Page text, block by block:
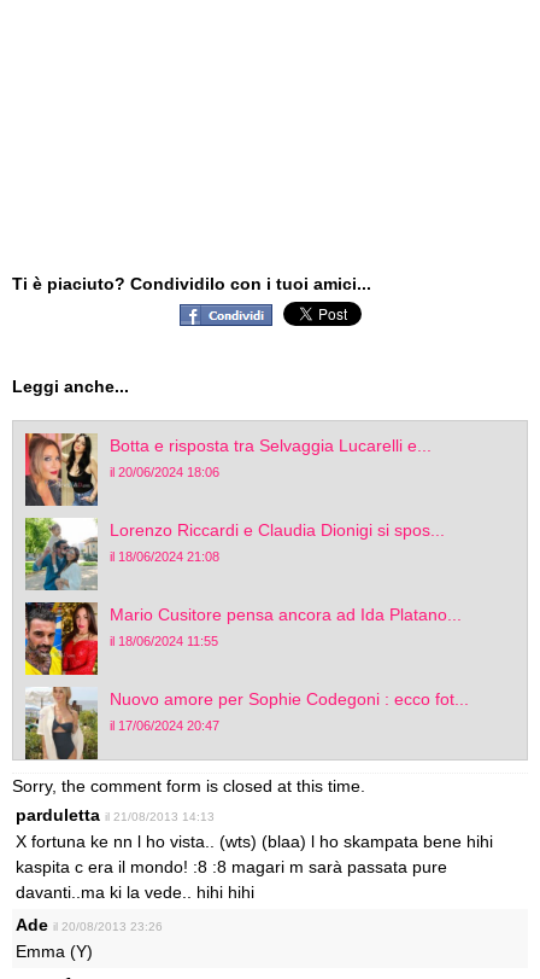
Ti è piaciuto? Condividilo con i tuoi amici...
Leggi anche...
Botta e risposta tra Selvaggia Lucarelli e...
il 20/06/2024 18:06
Lorenzo Riccardi e Claudia Dionigi si spos...
il 18/06/2024 21:08
Mario Cusitore pensa ancora ad Ida Platano...
il 18/06/2024 11:55
Nuovo amore per Sophie Codegoni : ecco fot...
il 17/06/2024 20:47
Sorry, the comment form is closed at this time.
parduletta il 21/08/2013 14:13
X fortuna ke nn l ho vista.. (wts) (blaa) l ho skampata bene hihi
kaspita c era il mondo! :8 :8 magari m sarà passata pure
davanti..ma ki la vede.. hihi hihi
Ade il 20/08/2013 23:26
Emma (Y)